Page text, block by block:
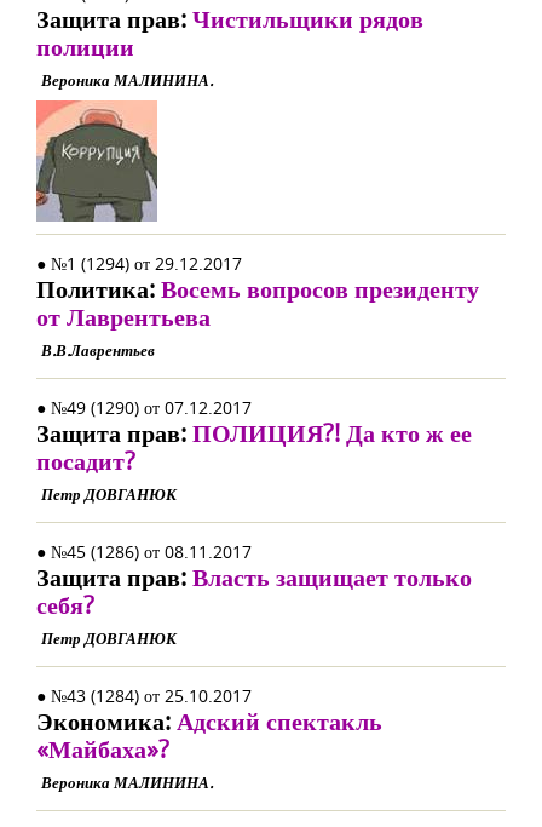
Защита прав:Чистильщики рядов
полиции
Вероника МАЛИНИНА.
● №1 (1294) от 29.12.2017
Политика:Восемь вопросов президенту
от Лаврентьева
В.В.Лаврентьев
● №49 (1290) от 07.12.2017
Защита прав:ПОЛИЦИЯ?! Да кто ж ее
посадит?
Петр ДОВГАНЮК
● №45 (1286) от 08.11.2017
Защита прав:Власть защищает только
себя?
Петр ДОВГАНЮК
● №43 (1284) от 25.10.2017
Экономика:Адский спектакль
«Майбаха»?
Вероника МАЛИНИНА.